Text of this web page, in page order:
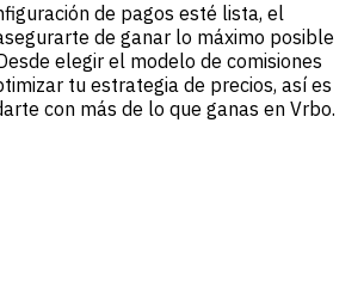
de pagos esté lista, el
de ganar lo máximo posible
elegir el modelo de comisiones
tu estrategia de precios, así es
con más de lo que ganas en Vrbo.